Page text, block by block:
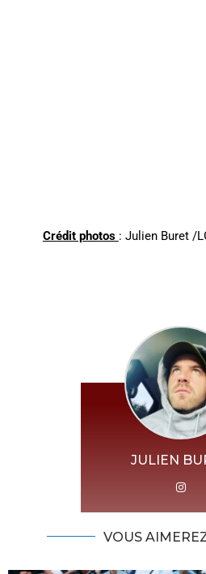
Crédit photos : Julien Buret /
JULIEN
VOUS